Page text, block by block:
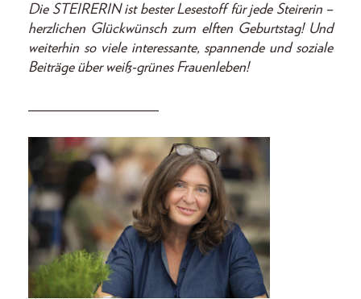
Die STEIRERIN ist bester Lesestoff für jede Steirerin –
herzlichen Glückwünsch zum elften Geburtstag! Und
weiterhin so viele interessante, spannende und soziale
Beiträge über weiß-grünes Frauenleben!
__________________